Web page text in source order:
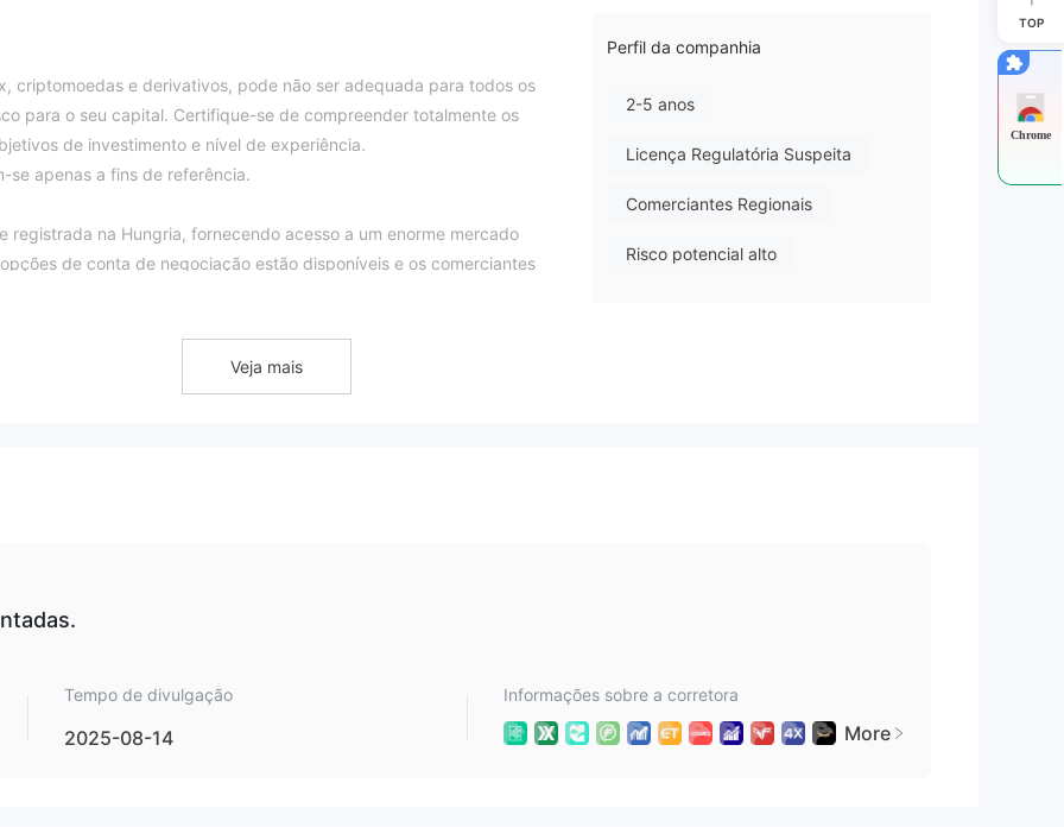
criptomoedas e derivativos, pode não ser adequada para todos os
para o seu capital. Certifique-se de compreender totalmente os
de investimento e nível de experiência.
se apenas a fins de referência.
registrada na Hungria, fornecendo acesso a um enorme mercado
de conta de negociação estão disponíveis e os comerciantes
que o wikifx deu ao seu corretor uma pontuação muito baixa de
de criptomoedas.
para contas de teste. se você quiser ver uma
Perfil da companhia
2-5 anos
Licença Regulatória Suspeita
Comerciantes Regionais
Risco potencial alto
Veja mais
Tempo de divulgação
2025-08-14
Informações sobre a corretora
More
TOP
Chrome